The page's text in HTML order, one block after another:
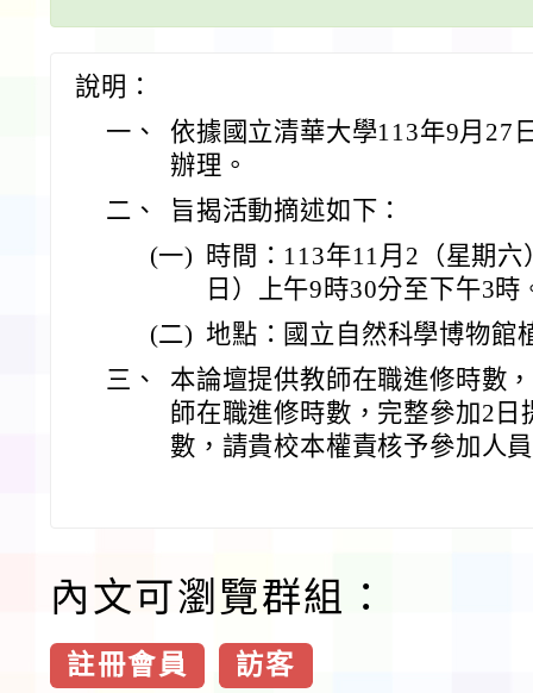
說明：
一、
依據國立清華大學113年9月27
辦理。
二、
旨揭活動摘述如下：
(一)
時間：113年11月2（星期
日）上午9時30分至下午3時
(二) 地點：國立自然科學博物館
三、
本論壇提供教師在職進修時數
師在職進修時數，完整參加2
數，請貴校本權責核予參加人
內文可瀏覽群組：
註冊會員 訪客